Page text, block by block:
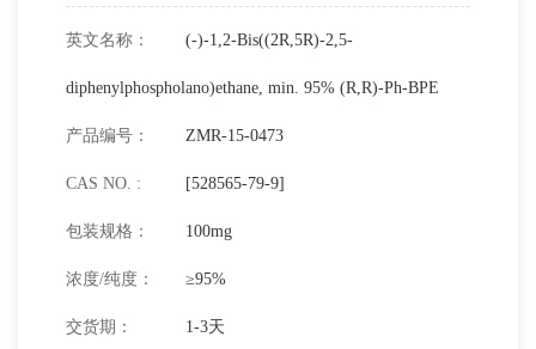
英文名称： (-)-1,2-Bis((2R,5R)-2,5-
diphenylphospholano)ethane, min. 95% (R,R)-Ph-BPE
产品编号： ZMR-15-0473
CAS NO. : [528565-79-9]
包装规格： 100mg
浓度/纯度： ≥95%
交货期： 1-3天